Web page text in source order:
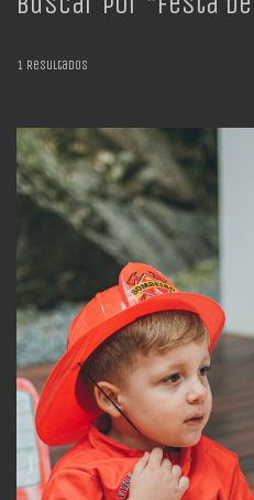
1 Resultados